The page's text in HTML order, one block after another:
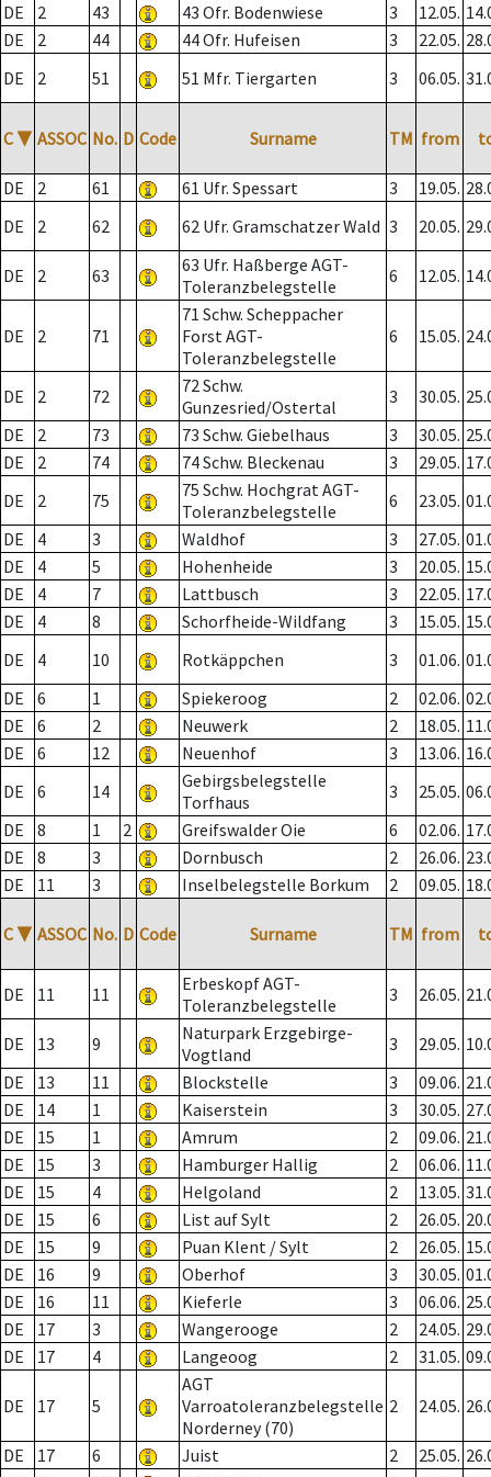
DE
2 43 43 Ofr. Bodenwiese 3 12.05.
DE
2 44 44 Ofr. Hufeisen 3 22.05.
DE
2 51 51 Mfr. Tiergarten 3 06.05.
C ▼ ASSOC No. D Code Surname TM from
DE 2 61 61 Ufr. Spessart 3 19.05.
DE
2 62 62 Ufr. Gramschatzer Wald 3 20.05.
DE 2 63
63 Ufr. Haßberge AGT-
Toleranzbelegstelle
6 12.05.
DE 2 71
71 Schw. Scheppacher
Forst AGT-
Toleranzbelegstelle
6 15.05.
DE 2 72
72 Schw.
Gunzesried/Ostertal
3 30.05.
DE
2 73 73 Schw. Giebelhaus 3 30.05.
DE
2 74 74 Schw. Bleckenau 3 29.05.
DE
2 75
75 Schw. Hochgrat AGT-
Toleranzbelegstelle
6 23.05.
DE
4 3 Waldhof 3 27.05.
DE
4 5 Hohenheide 3 20.05.
DE
4 7 Lattbusch 3 22.05.
DE
4 8 Schorfheide-Wildfang 3 15.05.
DE
4 10 Rotkäppchen 3 01.06.
DE
6 1 Spiekeroog 2 02.06.
DE
6 2 Neuwerk 2 18.05.
DE
6 12 Neuenhof 3 13.06.
DE
6 14
Gebirgsbelegstelle
Torfhaus
3 25.05.
DE
8 1 2 Greifswalder Oie 6 02.06.
DE
8 3 Dornbusch 2 26.06.
DE
11 3 Inselbelegstelle Borkum 2 09.05.
C ▼ ASSOC No. D Code Surname TM from
DE 11 11
Erbeskopf AGT-
Toleranzbelegstelle
3 26.05.
DE 13 9
Naturpark Erzgebirge-
Vogtland
3 29.05.
DE
13 11 Blockstelle 3 09.06.
DE
14 1 Kaiserstein 3 30.05.
DE
15 1 Amrum 2 09.06.
DE
15 3 Hamburger Hallig 2 06.06.
DE
15 4 Helgoland 2 13.05.
DE
15 6 List auf Sylt 2 26.05.
DE
15 9 Puan Klent / Sylt 2 26.05.
DE
16 9 Oberhof 3 30.05.
DE
16 11 Kieferle 3 06.06.
DE
17 3 Wangerooge 2 24.05.
DE
17 4 Langeoog 2 31.05.
DE 17 5
AGT
Varroatoleranzbelegstelle
Norderney (70)
2 24.05.
DE 17 6 Juist 2 25.05.